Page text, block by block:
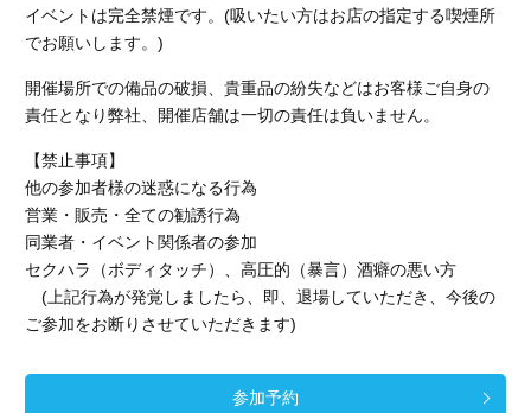
イベントは完全禁煙です。(吸いたい方はお店の指定する喫煙所
でお願いします。)
開催場所での備品の破損、貴重品の紛失などはお客様ご自身の
責任となり弊社、開催店舗は一切の責任は負いません。
【禁止事項】
他の参加者様の迷惑になる行為
営業・販売・全ての勧誘行為
同業者・イベント関係者の参加
セクハラ（ボディタッチ）、高圧的（暴言）酒癖の悪い方
(上記行為が発覚しましたら、即、退場していただき、今後の
ご参加をお断りさせていただきます)
参加予約